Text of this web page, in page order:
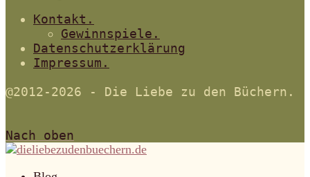
Kontakt.
Gewinnspiele.
Datenschutzerklärung
Impressum.
@2012-2026 - Die Liebe zu den Büchern.
Nach oben